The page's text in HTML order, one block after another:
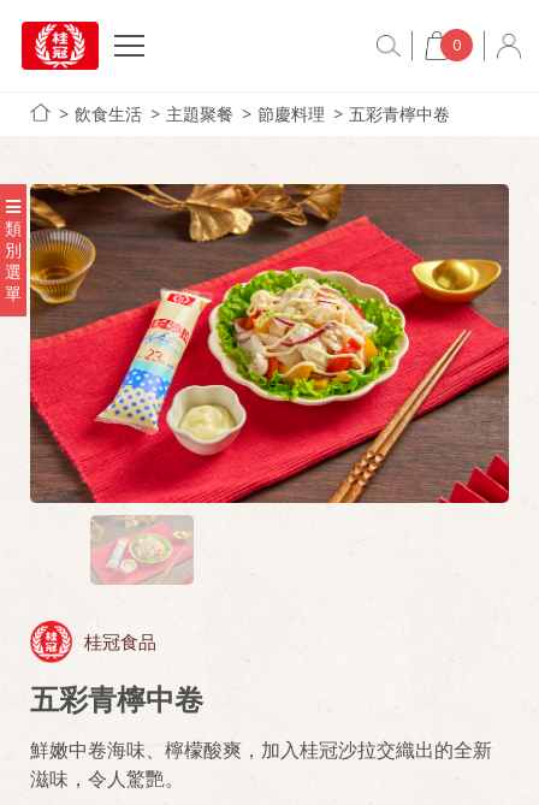
0
飲食生活 主題聚餐 節慶料理 五彩青檸中卷
類
別
選
單
桂冠食品
五彩青檸中卷
鮮嫩中卷海味、檸檬酸爽，加入桂冠沙拉交織出的全新
滋味，令人驚艷。